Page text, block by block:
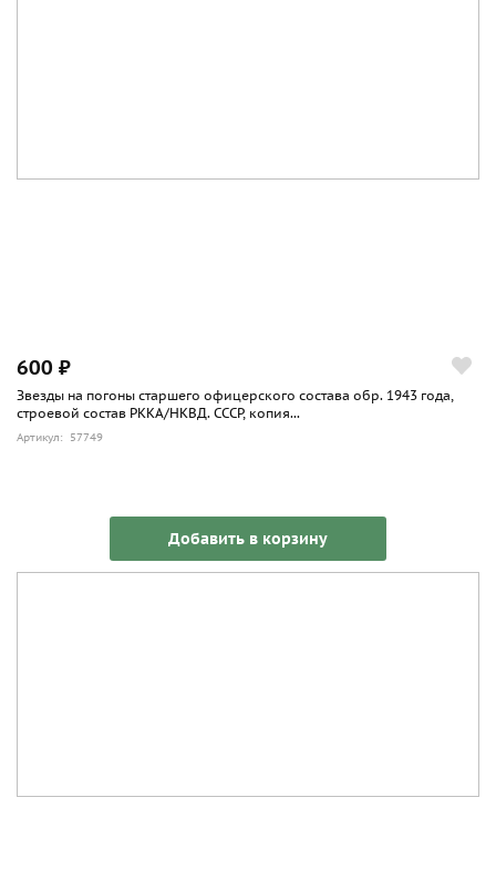
600 ₽
Звезды на погоны старшего офицерского состава обр. 1943 года,
строевой состав РККА/НКВД. СССР, копия...
Артикул: 57749
Добавить в корзину